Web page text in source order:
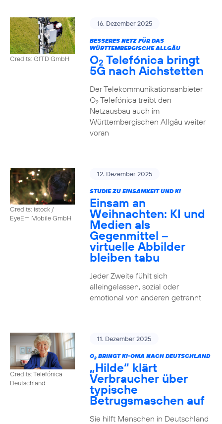
Credits: GfTD GmbH
16. Dezember 2025
BESSERES NETZ FÜR DAS
WÜRTTEMBERGISCHE ALLGÄU
O2 Telefónica bringt
5G nach Aichstetten
Der Telekommunikationsanbieter
O2Telefónica treibt den
Netzausbau auch im
Württembergischen Allgäu weiter
voran
Credits: istock /
EyeEm Mobile GmbH
12. Dezember 2025
STUDIE ZU EINSAMKEIT UND KI
Einsam an
Weihnachten: KI und
Medien als
Gegenmittel –
virtuelle Abbilder
bleiben tabu
Jeder Zweite fühlt sich
alleingelassen, sozial oder
emotional von anderen getrennt
Credits: Telefónica
Deutschland
11. Dezember 2025
O2BRINGT KI-OMA NACH DEUTSCHLAND
„Hilde“ klärt
Verbraucher über
typische
Betrugsmaschen auf
Sie hilft Menschen in Deutschland